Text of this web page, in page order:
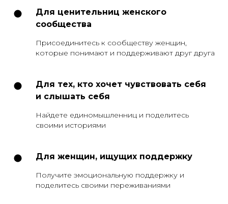
Для ценительниц женского
сообщества
Присоединитесь к сообществу женщин,
которые понимают и поддерживают друг друга
Для тех, кто хочет чувствовать себя
и слышать себя
Найдете единомышленниц и поделитесь
своими историями
Для женщин, ищущих поддержку
Получите эмоциональную поддержку и
поделитесь своими переживаниями